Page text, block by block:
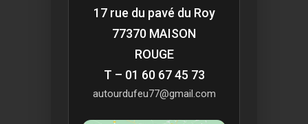
17 rue du pavé du Roy
77370 MAISON
ROUGE
T – 01 60 67 45 73
autourdufeu77@gmail.com